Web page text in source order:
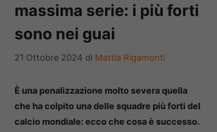
massima serie: i più forti
sono nei guai
21 Ottobre 2024 di Mattia Rigamonti
È una penalizzazione molto severa quella
che ha colpito una delle squadre più forti del
calcio mondiale: ecco che cosa è successo.